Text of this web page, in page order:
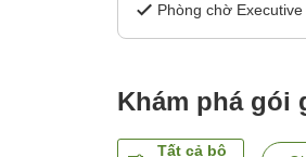
Phòng chờ Executive
Khám phá gói
Tất cả bộ